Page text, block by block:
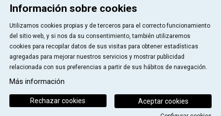
Información sobre cookies
Utilizamos cookies propias y de terceros para el correcto funcionamiento
del sitio web, y si nos da su consentimiento, también utilizaremos
cookies para recopilar datos de sus visitas para obtener estadísticas
agregadas para mejorar nuestros servicios y mostrar publicidad
relacionada con sus preferencias a partir de sus hábitos de navegación.
Más información
Aceptar cookies
Rechazar cookies